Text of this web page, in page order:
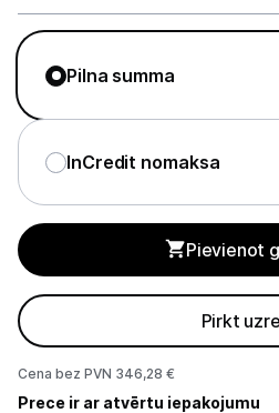
Sports un atpūta
Vēlmju saraksts
Pilna summa
InCredit nomaksa
Pievienot
Pirkt
Cena bez PVN 346,28 €
Prece ir ar atvērtu iepakojumu